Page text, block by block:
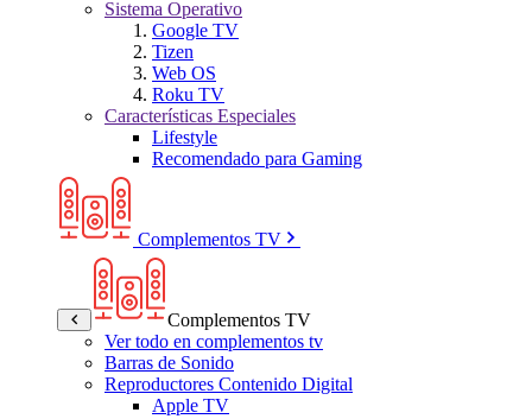
Sistema Operativo
Google TV
Tizen
Web OS
Roku TV
Características Especiales
Lifestyle
Recomendado para Gaming
Complementos TV
Complementos TV
Ver todo en complementos tv
Barras de Sonido
Reproductores Contenido Digital
Apple TV